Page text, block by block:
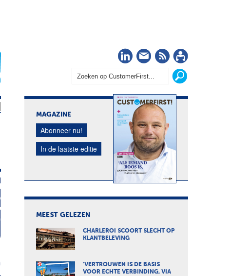
LinkedIn
Nieuwsbrief
RSS
MAGAZINE
Abonneer nu!
In de laatste editie
MEEST GELEZEN
CHARLEROI SCOORT SLECHT OP
KLANTBELEVING
‘VERTROUWEN IS DE BASIS
VOOR ECHTE VERBINDING, VIA